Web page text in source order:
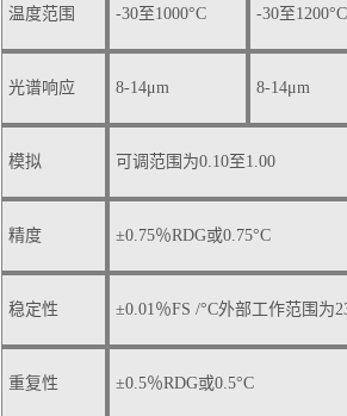
温度范围 -30至1000°C -30至1200°C
光谱响应 8-14μm 8-14μm
模拟 可调范围为0.10至1.00
精度 ±0.75％RDG或0.75°C
稳定性 ±0.01％FS /°C外部工作范围为
重复性 ±0.5％RDG或0.5°C